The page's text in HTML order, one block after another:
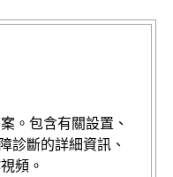
。包含有關設置、
診斷的詳細資訊、
頻。